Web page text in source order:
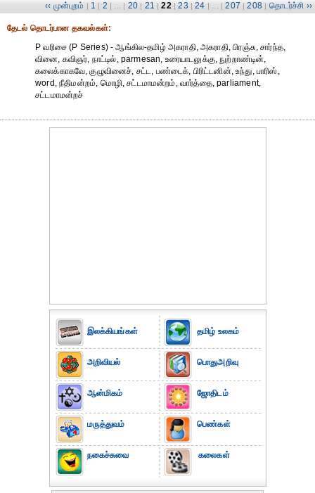
‹‹ முன்புறம் | 1 | 2 | ... | 20 | 21 | 22 | 23 | 24 | ... | 207 | 208 | தொடர்ச்சி ››
தேட‌ல் தொட‌ர்பான தகவ‌ல்க‌ள்:
P வரிசை (P Series) - ஆங்கில-தமிழ் அகராதி, அகராதி, பிரஞ்சு, சார்ந்த,
வினை, கவிஞர், நாட்டில், parmesan, உரையாடலுக்கு, நுற்றாண்டின்,
கலைக்காகவே, குழுவினைச், சட்ட, பண்டைக், பிரிட்டனின், உந்து, பாரிஸ்,
word, நீதிமன்றம், மொழி, சட்டமாமன்றம், வார்த்தை, parliament,
சட்டமாமன்றச்
இலக்கியங்கள்
அறிவியல்
ஆன்மிகம்
மருத்துவம்
நகைச்சுவை
தமிழ் உலகம்
பொதுஅறிவு
ஜோதிடம்
பெண்கள்
கலைகள்